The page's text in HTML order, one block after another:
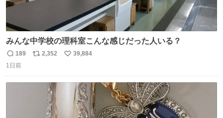
みんな中学校の理科室こんな感じだった人いる？
返
信
189
リ
2,352
い
39,884
1日前